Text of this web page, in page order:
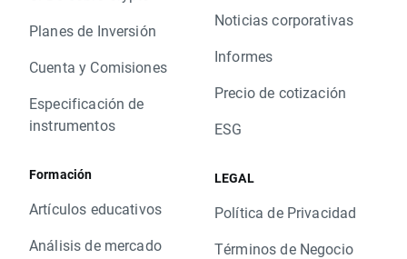
Planes de Inversión
Cuenta y Comisiones
Especificación de
instrumentos
Formación
Artículos educativos
Análisis de mercado
Noticias corporativas
Informes
Precio de cotización
ESG
LEGAL
Política de Privacidad
Términos de Negocio